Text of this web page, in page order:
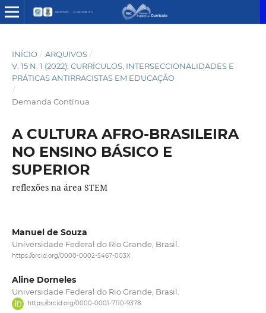
INÍCIO / ARQUIVOS /
V. 15 N. 1 (2022): CURRÍCULOS, INTERSECCIONALIDADES E
PRÁTICAS ANTIRRACISTAS EM EDUCAÇÃO
/
Demanda Contínua
A CULTURA AFRO-BRASILEIRA
NO ENSINO BÁSICO E
SUPERIOR
reflexões na área STEM
Manuel de Souza
Universidade Federal do Rio Grande, Brasil.
https://orcid.org/0000-0002-5467-003X
Aline Dorneles
Universidade Federal do Rio Grande, Brasil.
https://orcid.org/0000-0001-7110-9378